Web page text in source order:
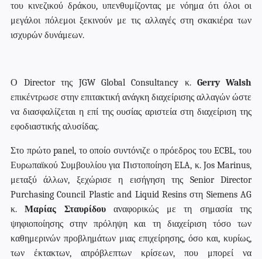
του κινεζικού δράκου, υπενθυμίζοντας με νόημα ότι όλοι οι
μεγάλοι πόλεμοι ξεκινούν με τις αλλαγές στη σκακιέρα των
ισχυρών δυνάμεων.
Ο DirectorτηςJGW Global Consultancyκ.Gerry Walsh
επικέντρωσε στην επιτακτική ανάγκη διαχείρισης αλλαγών ώστε
να διασφαλίζεται η επί της ουσίας αριστεία στη διαχείριση της
εφοδιαστικής αλυσίδας.
Στο πρώτοpanel, το οποίο συντόνιζε ο πρόεδρος τουECBL, του
Ευρωπαϊκού Συμβουλίου για ΠιστοποίησηELA, κ.Jos Marinus,
μεταξύ άλλων, ξεχώρισε η εισήγηση της Senior Director
Purchasing Council Plastic and Liquid Resins στη Siemens AG
κ.Μαρίας Σταυρίδουαναφορικώς με τη σημασία της
ψηφιοποίησης στην πρόληψη και τη διαχείριση τόσο των
καθημερινών προβλημάτων μιας επιχείρησης, όσο και, κυρίως,
των έκτακτων, απρόβλεπτων κρίσεων, που μπορεί να